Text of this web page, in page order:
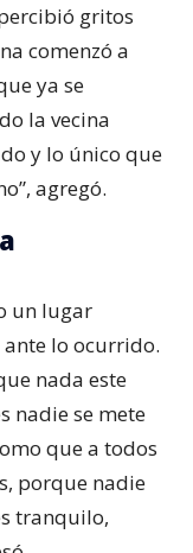
gritos
comenzó a
ya se
la vecina
y lo único que
agregó.
un lugar
lo ocurrido.
nada este
nadie se mete
que a todos
porque nadie
tranquilo,